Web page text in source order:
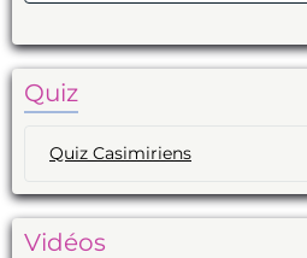
Quiz
Quiz Casimiriens
Vidéos